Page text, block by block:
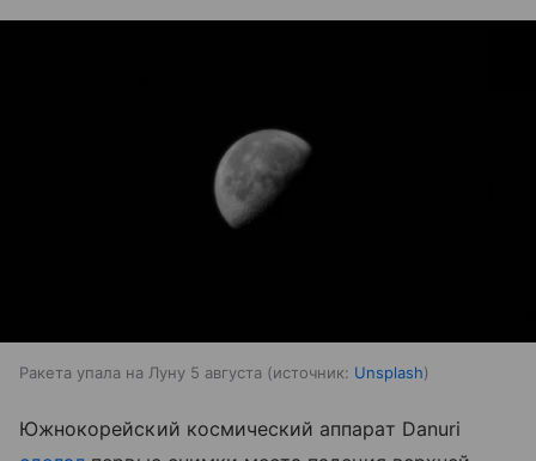
Ракета упала на Луну 5 августа источник: Unsplash
Южнокорейский космический аппарат Danuri